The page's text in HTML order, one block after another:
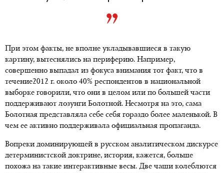
При этом факты, не вполне укладывавшиеся в такую
картину, вытеснялись на периферию. Например,
совершенно выпадал из фокуса внимания тот факт, что в
течение2012 г. около 40% респондентов в национальной
выборке говорили, что они в целом или по большей части
поддерживают лозунги Болотной. Несмотря на это, сама
Болотная представляла себе себя гораздо более маленькой. В
чем ее активно поддерживала официальная пропаганда.
Вопреки доминирующей в русском аналитическом дискурсе
детерминистской доктрине, история, кажется, больше
похожа на такие интерактивные весы. Две чаши колеблются